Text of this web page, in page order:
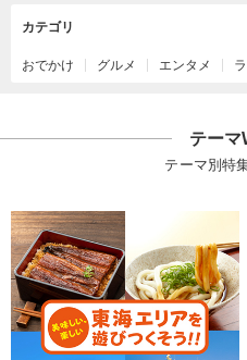
カテゴリ
おでかけ グルメ エンタメ
テー
テーマ別特